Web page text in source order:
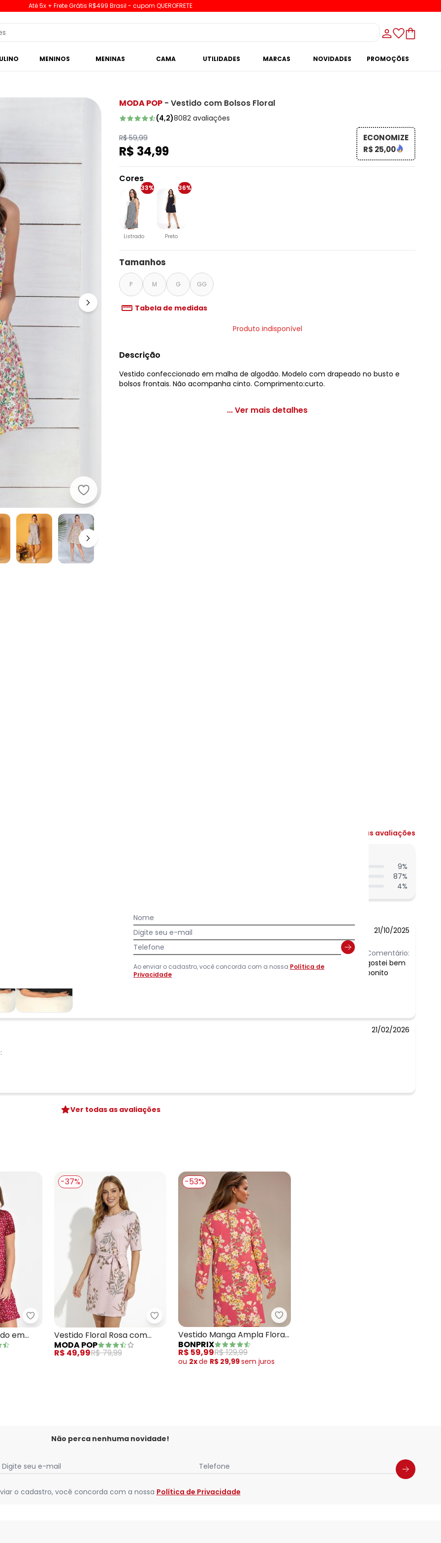
Até 5x + Frete Grátis R$499 Brasil - cupom QUEROFRETE
MENINOS MENINAS CAMA UTILIDADES MARCAS NOVIDADES PROMOÇÕES
Moda Pop - Vestido com Bolsos Floral
MODA POP - Vestido com Bolsos Floral
(4,2)8082 avaliações
R$ 59,99
R$ 34,99
ECONOMIZE
R$ 25,00
Cores
33%
Listrado
36%
Preto
Tamanhos
P M G GG
Tabela de medidas
Produto indisponível
Descrição
Vestido confeccionado em malha de algodão. Modelo com drapeado no busto e
bolsos frontais. Não acompanha cinto. Comprimento:curto.
... Ver mais detalhes
Ver todas as avaliações
9%
87%
4%
21/10/2025
Comentário:
gostei bem
bonito
21/02/2026
Ver todas as avaliações
V Floral DarkModa Pop - Vestido Poá Colorido em Malha
em
-37%
Moda Pop - Vestido Floral Rosa com Mangas Curtas e Faixa
Vestido Floral Rosa com
Mangas Curtas e Faixa
MODA POP
R$ 49,99R$ 79,99
-53%
bonprix - Vestido Manga Ampla Floral
Vestido Manga Ampla Floral
Vermelho
BONPRIX
R$ 59,99R$ 129,99
ou 2xde R$ 29,99semjuros
Não perca nenhuma novidade!
Digite seu e-mail Telefone
o cadastro, você concorda com a nossa Política de Privacidade
Nome
Digite seu e-mail
Telefone
Ao enviar o cadastro, você concorda com a nossa Política de
Privacidade